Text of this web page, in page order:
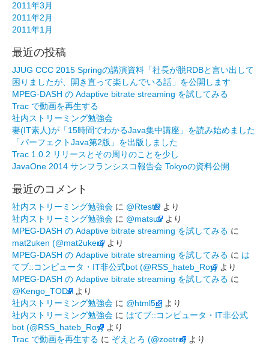
2011年3月
2011年2月
2011年1月
最近の投稿
JJUG CCC 2015 Springの講演資料「社長が脱RDBと言い出して
困りましたが、開き直って楽しんでいる話」を公開します
MPEG-DASH の Adaptive bitrate streaming を試してみる
Trac で動画を再生する
社内ストリーミング勉強会
妻(IT素人)が「15時間でわかるJava集中講座」を読み始めました
「パーフェクトJava第2版」を出版しました
Trac 1.0.2 リリースとその周りのことを少し
JavaOne 2014 サンフランシスコ報告会 Tokyoの資料公開
最近のコメント
社内ストリーミング勉強会 に @RtestR より
社内ストリーミング勉強会 に @matsuu より
MPEG-DASH の Adaptive bitrate streaming を試してみる に
mat2uken (@mat2uken) より
MPEG-DASH の Adaptive bitrate streaming を試してみる に は
てブ::コンピュータ・IT非公式bot (@RSS_hateb_Roy) より
MPEG-DASH の Adaptive bitrate streaming を試してみる に
@Kengo_TODAより
社内ストリーミング勉強会 に @html5_j より
社内ストリーミング勉強会 に はてブ::コンピュータ・IT非公式
bot (@RSS_hateb_Roy) より
Trac で動画を再生する に ぞえとろ (@zoetro) より